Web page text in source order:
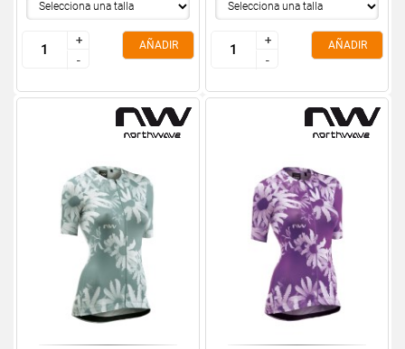
+
-
+
-
AÑADIR
+
-
+
-
AÑADIR